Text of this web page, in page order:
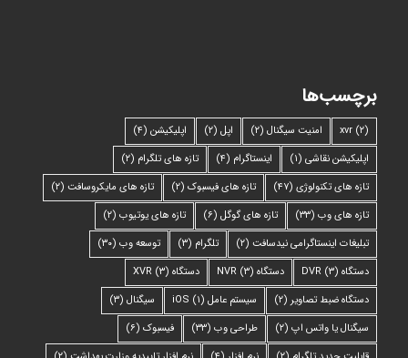
برچسب‌ها
xvr (۲) امنیت سیگنال(۲) اپل(۲) اپلیکیشن(۴)
اپلیکیشن نقاشی(۱) اینستاگرام (۴) تازه های تلگرام (۲)
تازه های تکنولوژی(۴۷) تازه های فیسبوک(۲) تازه های مایکروسافت(۲)
تازه های وب(۳۳) تازه های گوگل(۶) تازه های یوتیوب(۲)
تبلیغات اینستاگرامی نیدسافت(۲) تلگرام (۳) توسعه وب(۳۰)
دستگاه DVR (۳) دستگاه NVR (۳) دستگاه XVR (۳)
دستگاه ضبط تصاویر (۲) سیستم عامل iOS (۱) سیگنال(۳)
سیگنال یا واتس اپ(۲) طراحی وب(۳۳) فیسبوک(۶)